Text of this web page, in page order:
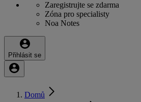
Zaregistrujte se zdarma
Zóna pro specialisty
Noa Notes
Přihlásit se
Domů